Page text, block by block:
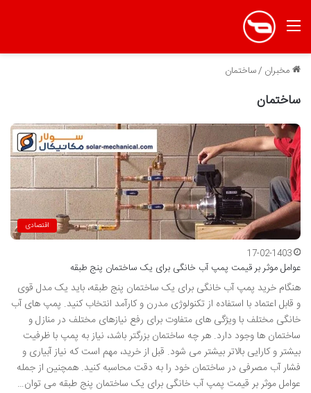
منو
مخبران /ساختمان
ساختمان
اقتصادی
17-02-1403
عوامل موثر بر قیمت پمپ آب خانگی برای یک ساختمان پنج طبقه
هنگام خرید پمپ آب خانگی برای یک ساختمان پنج طبقه، باید یک مدل قوی
و قابل اعتماد با استفاده از تکنولوژی مدرن و کارآمد انتخاب کنید. پمپ های آب
خانگی مختلف با ویژگی های متفاوت برای رفع نیازهای مختلف در منازل و
ساختمان ها وجود دارد. هر چه ساختمان بزرگتر باشد، نیاز به پمپ با ظرفیت
بیشتر و کارایی بالاتر بیشتر می شود. قبل از خرید، مهم است که نیاز آبیاری و
فشار آب مصرفی در ساختمان خود را به دقت محاسبه کنید. همچنین از جمله
عوامل موثر بر قیمت پمپ آب خانگی برای یک ساختمان پنج طبقه می توان…